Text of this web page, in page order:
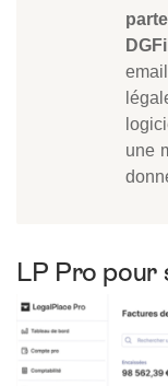
une
LP Pro pour